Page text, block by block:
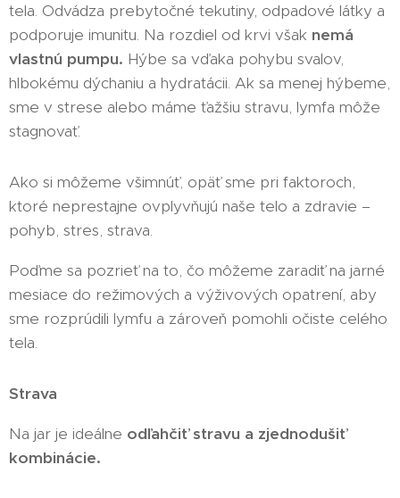
tela. Odvádza prebytočné tekutiny, odpadové látky a
podporuje imunitu. Na rozdiel od krvi však nemá
vlastnú pumpu. Hýbe sa vďaka pohybu svalov,
hlbokému dýchaniu a hydratácii. Ak sa menej hýbeme,
sme v strese alebo máme ťažšiu stravu, lymfa môže
stagnovať.
Ako si môžeme všimnúť, opäť sme pri faktoroch,
ktoré neprestajne ovplyvňujú naše telo a zdravie –
pohyb, stres, strava.
Poďme sa pozrieť na to, čo môžeme zaradiť na jarné
mesiace do režimových a výživových opatrení, aby
sme rozprúdili lymfu a zároveň pomohli očiste celého
tela.
Strava
Na jar je ideálne odľahčiť stravu a zjednodušiť
kombinácie.